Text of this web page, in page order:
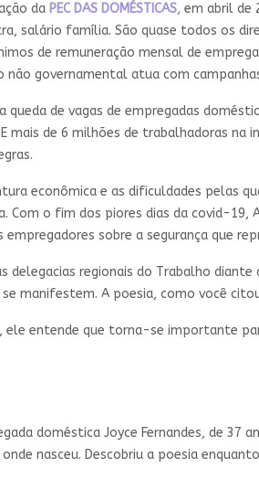
da PEC DAS DOMÉSTICAS, em abril de
salário família. São quase todos os
de remuneração mensal de
não governamental atua com
de vagas de empregadas
mais de 6 milhões de trabalhadoras
econômica e as dificuldades pelas
Com o fim dos piores dias da covid-19,
sobre a segurança que
delegacias regionais do Trabalho
manifestem. A poesia, como você
ele entende que torna-se importante
doméstica Joyce Fernandes, de 37
nasceu. Descobriu a poesia